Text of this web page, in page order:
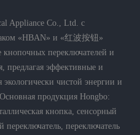
напряжению, току, категориям
использования AC-15 и DC-13, а
Appliance Co., Ltd. с
«HBAN» и «红波按钮»
кнопочных переключателей и
предлагая эффективные и
чистой энергии и
продукция Hongbo:
кнопка, сенсорный
переключатель, переключатель